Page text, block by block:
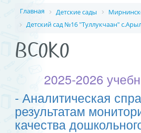
Главная Детские сады
Детский сад №16 "Туллукчаан"
ВСОКО
2025-2026
- Аналитическая
результатам
качества